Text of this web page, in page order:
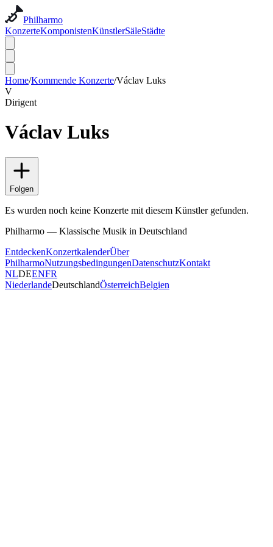
Philharmo
KonzerteKomponistenKünstlerSäleStädte
Home/Kommende Konzerte/Václav Luks
V
Dirigent
Václav Luks
Folgen
Es wurden noch keine Konzerte mit diesem Künstler gefunden.
Philharmo — Klassische Musik in Deutschland
EntdeckenKonzertkalenderÜber
PhilharmoNutzungsbedingungenDatenschutzKontakt
NLDEENFR
NiederlandeDeutschlandÖsterreichBelgien